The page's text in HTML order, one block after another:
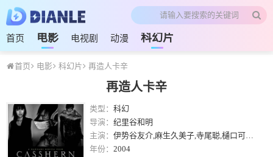
首页 电影 电视剧 动漫 科幻片
首页 电影 科幻片 再造人卡辛
再造人卡辛
类型： 科幻
导演： 纪里谷和明
主演： 伊势谷友介,麻生久美子,寺尾聪,樋口可南子,西岛秀俊,寺岛进,伊藤淳史,及川光博,宫迫博之,要润,佐田真由美,鹤田真由,凉,森口瑶子,小日向文世,玉山铁二,三桥达也,大泷秀治,纳谷悟朗,佐藤未来,森迫永依,唐泽寿明
年份： 2004